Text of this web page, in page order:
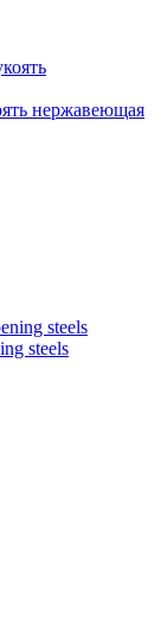
нержавеющая
steels